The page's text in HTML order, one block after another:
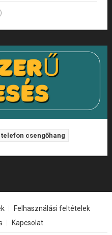
telefon csengőhang
Felhasználási feltételek
Kapcsolat